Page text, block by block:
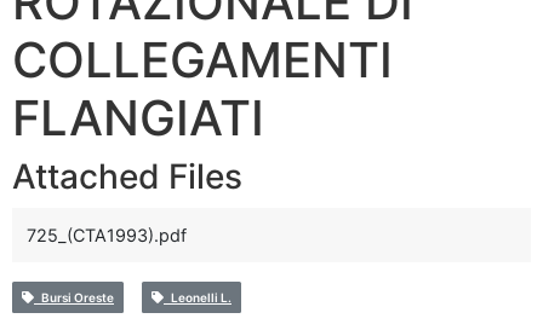
COLLEGAMENTI
FLANGIATI
Attached Files
725_(CTA1993).pdf
Bursi Oreste Leonelli L.